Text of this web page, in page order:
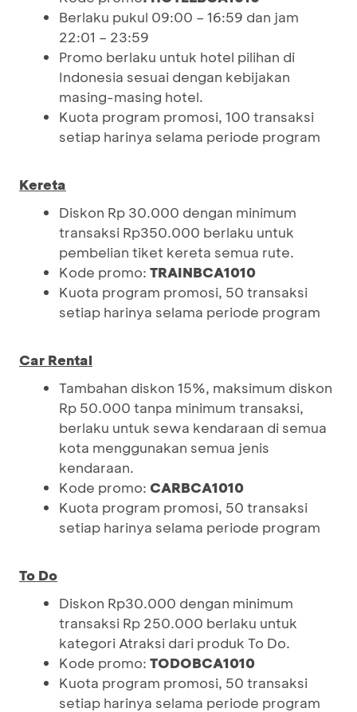
Berlaku pukul 09:00 – 16:59 dan jam
22:01 – 23:59
Promo berlaku untuk hotel pilihan di
Indonesia sesuai dengan kebijakan
masing-masing hotel.
Kuota program promosi, 100 transaksi
setiap harinya selama periode program
Kereta
Diskon Rp 30.000 dengan minimum
transaksi Rp350.000 berlaku untuk
pembelian tiket kereta semua rute.
Kode promo: TRAINBCA1010
Kuota program promosi, 50 transaksi
setiap harinya selama periode program
Car Rental
Tambahan diskon 15%, maksimum diskon
Rp 50.000 tanpa minimum transaksi,
berlaku untuk sewa kendaraan di semua
kota menggunakan semua jenis
kendaraan.
Kode promo: CARBCA1010
Kuota program promosi, 50 transaksi
setiap harinya selama periode program
To Do
Diskon Rp30.000 dengan minimum
transaksi Rp 250.000 berlaku untuk
kategori Atraksi dari produk To Do.
Kode promo: TODOBCA1010
Kuota program promosi, 50 transaksi
setiap harinya selama periode program